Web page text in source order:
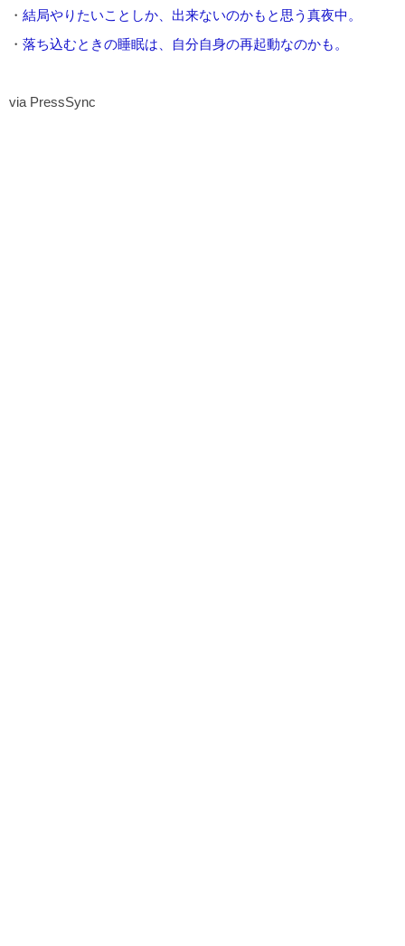
・ 結局やりたいことしか、出来ないのかもと思う真夜中。
・ 落ち込むときの睡眠は、自分自身の再起動なのかも。
via PressSync